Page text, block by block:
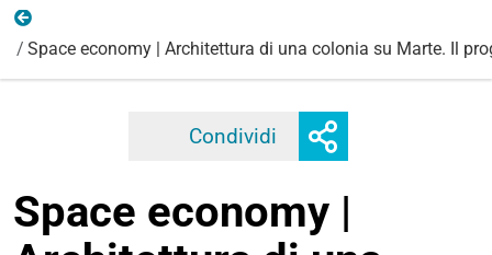
Space economy | Architettura di una colonia su Marte. Il
Condividi Facebook
opzioni
di
Space economy |